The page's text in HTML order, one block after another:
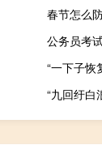
春节怎么
“九回纡白